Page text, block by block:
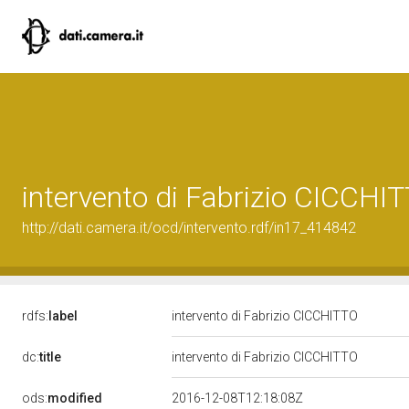
intervento di Fabrizio
http://dati.camera.it/ocd/intervento.rdf/in17_414842
rdfs: label intervento di Fabrizio CICCHITTO
dc:title intervento di Fabrizio CICCHITTO
ods:modified 2016-12-08T12:18:08Z